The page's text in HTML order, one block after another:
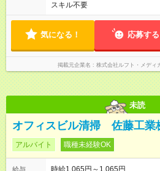
スキル不要
気になる！ 応募する
掲載元企業名 株式会社ルフト・メデ
未読
オフィスビル清掃 佐藤工業
アルバイト 職種未経験OK
給与
時給1,065円～1,065円